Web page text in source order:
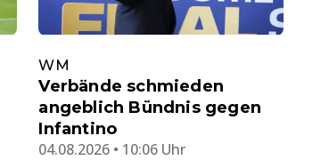
WM
Verbände schmieden
angeblich Bündnis gegen
Infantino
04.08.2026 • 10:06 Uhr